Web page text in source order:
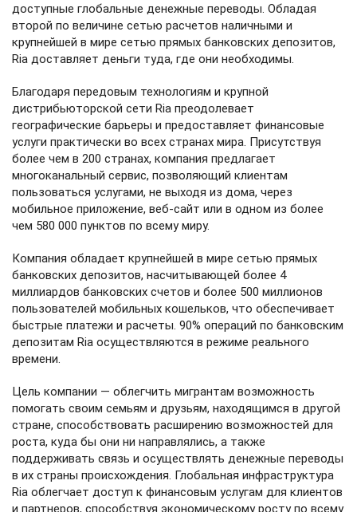
доступные глобальные денежные переводы. Обладая
второй по величине сетью расчетов наличными и
крупнейшей в мире сетью прямых банковских депозитов,
Ria доставляет деньги туда, где они необходимы.
Благодаря передовым технологиям и крупной
дистрибьюторской сети Ria преодолевает
географические барьеры и предоставляет финансовые
услуги практически во всех странах мира. Присутствуя
более чем в 200 странах, компания предлагает
многоканальный сервис, позволяющий клиентам
пользоваться услугами, не выходя из дома, через
мобильное приложение, веб-сайт или в одном из более
чем 580 000 пунктов по всему миру.
Компания обладает крупнейшей в мире сетью прямых
банковских депозитов, насчитывающей более 4
миллиардов банковских счетов и более 500 миллионов
пользователей мобильных кошельков, что обеспечивает
быстрые платежи и расчеты. 90% операций по банковским
депозитам Ria осуществляются в режиме реального
времени.
Цель компании — облегчить мигрантам возможность
помогать своим семьям и друзьям, находящимся в другой
стране, способствовать расширению возможностей для
роста, куда бы они ни направлялись, а также
поддерживать связь и осуществлять денежные переводы
в их страны происхождения. Глобальная инфраструктура
Ria облегчает доступ к финансовым услугам для клиентов
и партнеров, способствуя экономическому росту по всему